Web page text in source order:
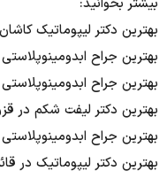
بهترین دکتر لیپوماتیک کاشان
بهترین جراح
بهترین جراح
بهترین دکتر لیفت شکم در
بهترین جراح
بهترین دکتر لیپوماتیک در